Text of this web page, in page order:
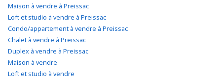
Maison à vendre à Preissac
Loft et studio à vendre à Preissac
Condo/appartement à vendre à Preissac
Chalet à vendre à Preissac
Duplex à vendre à Preissac
Maison à vendre
Loft et studio à vendre